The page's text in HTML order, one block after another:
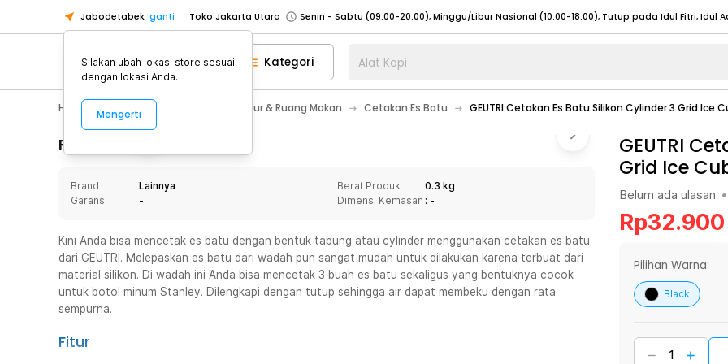
Jabodetabek ganti Toko Jakarta Utara
Toko Tangerang
Toko Cikupa
Pick n Go Jakarta Barat
Senin - Jumat (07:00 - 20:00), Sabtu - Minggu (08:00 - 20:00), Tutup pada Idul Fitri
Pick n Go Bekasi
Senin - Jumat (08:00 - 20:00), Sabtu - Minggu/ Libur Nasional (08:00 - 17:00) Selengkapnya
Senin - Jumat (08:00 - 20:00), Sabtu - Minggu/ Libur Nasional (08:00 - 17:00) Selengkapnya
Senin - Sabtu (09:00-20:00), Minggu/Libur Nasional (12:00-20:00), Tutup pada Idul Fitri
Senin - Sabtu (09:00-20:00), Minggu/Libur Nasional (12:00-20:00), Tutup pada Idul Fitri
Toko Tangerang
Toko Cikupa
Pick n Go Jakarta Barat
Senin - Jumat (07:00 - 20:00), Sabtu - Minggu (08:00 - 20:00), Tutup pada Idul Fitri
Selengkapnya
Kategori Alat Kopi
Home Appliance Perlengkapan Dapur & Ruang Makan Cetakan Es Batu GEUTRI Cetakan Es Batu Silikon Cylinder 3 Grid Ice
Rincian Produk
Brand
Lainnya
Garansi
-
Berat Produk
0.3 kg
Dimensi Kemasan : -
Kini Anda bisa mencetak es batu dengan bentuk tabung atau cylinder menggunakan cetakan es batu
dari GEUTRI. Melepaskan es batu dari wadah pun sangat mudah untuk dilakukan karena terbuat dari
material silikon. Di wadah ini Anda bisa mencetak 3 buah es batu sekaligus yang bentuknya cocok
untuk botol minum Stanley. Dilengkapi dengan tutup sehingga air dapat membeku dengan rata
sempurna.
Fitur
GEUTRI
Grid Ice
Belum ada ulasan •
Rp32.900
Pilihan Warna:
Black
Silakan ubah lokasi store sesuai
dengan lokasi Anda.
Mengerti